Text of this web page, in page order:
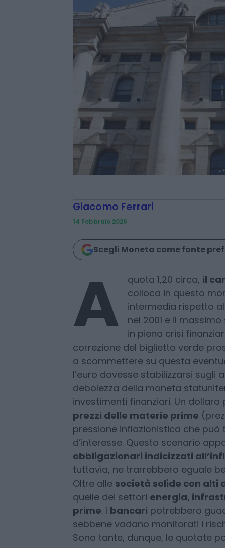
Giacomo Ferrari
Scegli Moneta come fonte
A quota 1,20 circa,il
colloca in questo
intermedia rispetto
nel 2001 e il
in piena crisi
correzione del biglietto verde
a scommettere su questa
l’euro dovesse stabilizzarsi sugli
debolezza della moneta
investimenti finanziari. Un dollaro
prezzi delle materie prime
pressione inflazionistica che può
d’interesse. Questo scenario
obbligazionari indicizzati
tuttavia, ne trarrebbero eguale
Oltre alle società solide con alti
quelle dei settorienergia,